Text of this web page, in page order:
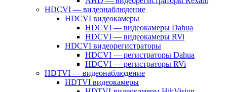
HDCVI — видеонаблюдение
HDCVI видеокамеры
HDCVI — видеокамеры Dahua
HDCVI — видеокамеры RVi
HDCVI видеорегистраторы
HDCVI — регистраторы Dahua
HDCVI — регистраторы RVi
HDTVI — видеонаблюдение
HDTVI видеокамеры